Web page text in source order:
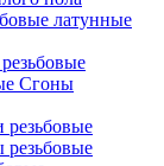
латунные
Сгоны
резьбовые